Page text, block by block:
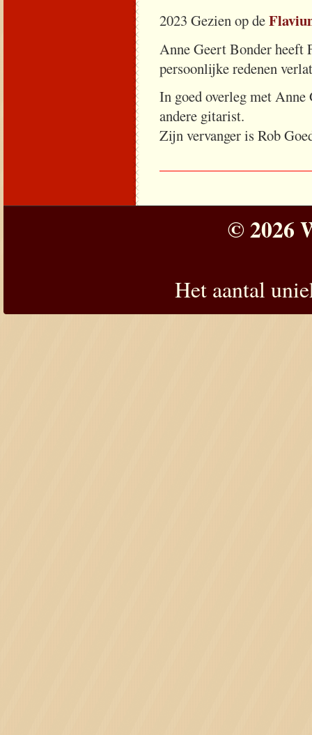
2023 Gezien op de
Anne Geert Bonder heeft
persoonlijke redenen
In goed overleg met
andere gitarist.
Zijn vervanger is Rob
© 2026
Het aantal